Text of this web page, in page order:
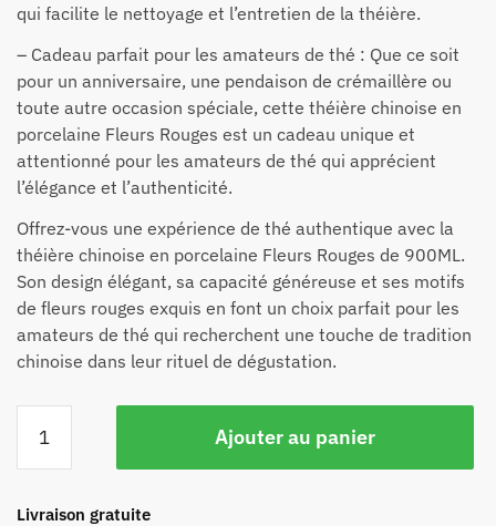
qui facilite le nettoyage et l’entretien de la théière.
– Cadeau parfait pour les amateurs de thé : Que ce soit
pour un anniversaire, une pendaison de crémaillère ou
toute autre occasion spéciale, cette théière chinoise en
porcelaine Fleurs Rouges est un cadeau unique et
attentionné pour les amateurs de thé qui apprécient
l’élégance et l’authenticité.
Offrez-vous une expérience de thé authentique avec la
théière chinoise en porcelaine Fleurs Rouges de 900ML.
Son design élégant, sa capacité généreuse et ses motifs
de fleurs rouges exquis en font un choix parfait pour les
amateurs de thé qui recherchent une touche de tradition
chinoise dans leur rituel de dégustation.
Ajouter au panier
Livraison gratuite